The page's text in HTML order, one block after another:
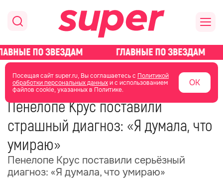
Посещая сайт super.ru, Вы соглашаетесь с Политикой
обработки персональных данныхи с использованием
файлов cookie, указанных в Политике.
ОК
главная новости о звездах новости
26 мая 19:28
Пенелопе Крус поставили
страшный диагноз: «Я думала, что
умираю»
Пенелопе Крус поставили серьёзный
диагноз: «Я думала, что умираю»